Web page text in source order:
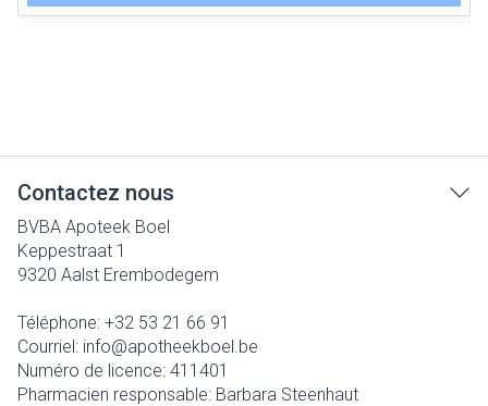
Contactez nous
BVBA Apoteek Boel
Keppestraat 1
9320 Aalst Erembodegem
Téléphone: +32 53 21 66 91
Courriel: info@apotheekboel.be
Numéro de licence: 411401
Pharmacien responsable: Barbara Steenhaut